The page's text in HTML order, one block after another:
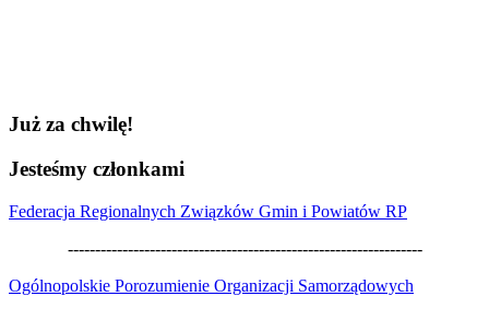
Już za chwilę!
Jesteśmy członkami
Federacja Regionalnych Związków Gmin i Powiatów RP
-----------------------------------------------------------------
Ogólnopolskie Porozumienie Organizacji Samorządowych